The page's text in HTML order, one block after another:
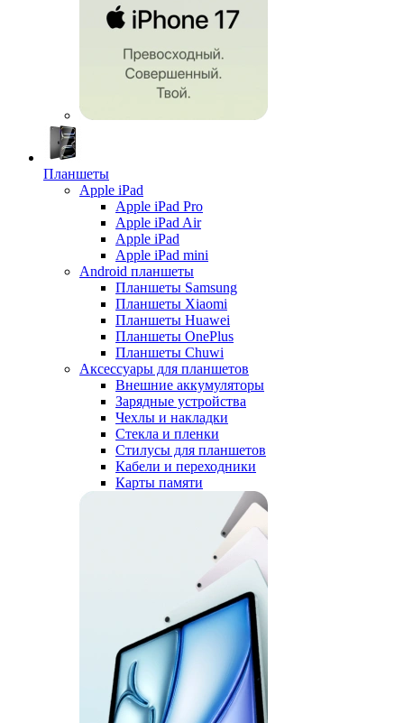
Планшеты
Apple iPad
Apple iPad Pro
Apple iPad Air
Apple iPad
Apple iPad mini
Android планшеты
Планшеты Samsung
Планшеты Xiaomi
Планшеты Huawei
Планшеты OnePlus
Планшеты Chuwi
Аксессуары для планшетов
Внешние аккумуляторы
Зарядные устройства
Чехлы и накладки
Стекла и пленки
Стилусы для планшетов
Кабели и переходники
Карты памяти